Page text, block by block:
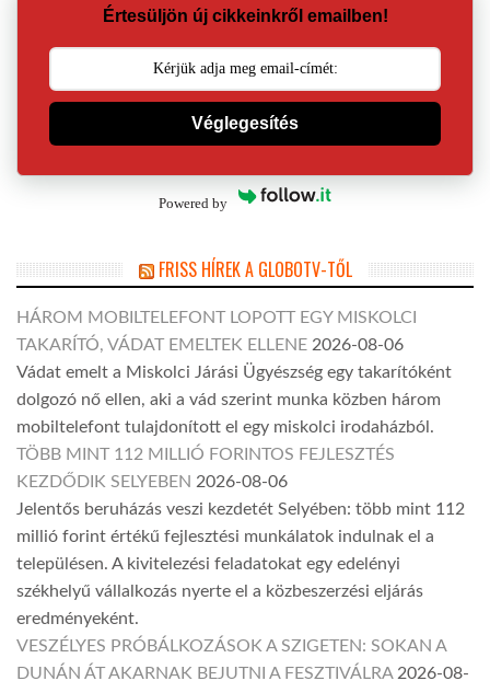
Értesüljön új cikkeinkről emailben!
Véglegesítés
Powered by
FRISS HÍREK A GLOBOTV-TŐL
HÁROM MOBILTELEFONT LOPOTT EGY MISKOLCI
TAKARÍTÓ, VÁDAT EMELTEK ELLENE 2026-08-06
Vádat emelt a Miskolci Járási Ügyészség egy takarítóként
dolgozó nő ellen, aki a vád szerint munka közben három
mobiltelefont tulajdonított el egy miskolci irodaházból.
TÖBB MINT 112 MILLIÓ FORINTOS FEJLESZTÉS
KEZDŐDIK SELYEBEN 2026-08-06
Jelentős beruházás veszi kezdetét Selyében: több mint 112
millió forint értékű fejlesztési munkálatok indulnak el a
településen. A kivitelezési feladatokat egy edelényi
székhelyű vállalkozás nyerte el a közbeszerzési eljárás
eredményeként.
VESZÉLYES PRÓBÁLKOZÁSOK A SZIGETEN: SOKAN A
DUNÁN ÁT AKARNAK BEJUTNI A FESZTIVÁLRA 2026-08-